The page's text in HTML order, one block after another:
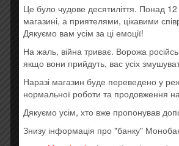
Це було чудове десятиліття. Понад
магазині, а приятелями, цікавими
Дякуємо вам усім за ці емоції!
На жаль, війна триває. Ворожа
якщо вони прийдуть, вас усіх
Наразі магазин буде переведено у
нормальної роботи та продовження
Дякуємо усім, хто вже пропонував
Знизу інформація про "банку"